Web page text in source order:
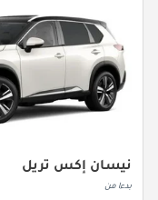
نيسان إكس تريل
بدءا من